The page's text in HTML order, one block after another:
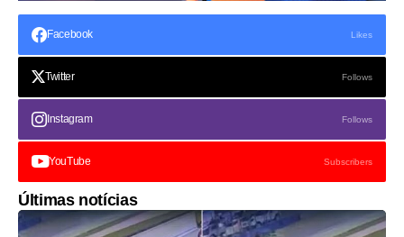
Facebook Likes
Twitter Follows
Instagram Follows
YouTube Subscribers
Últimas notícias